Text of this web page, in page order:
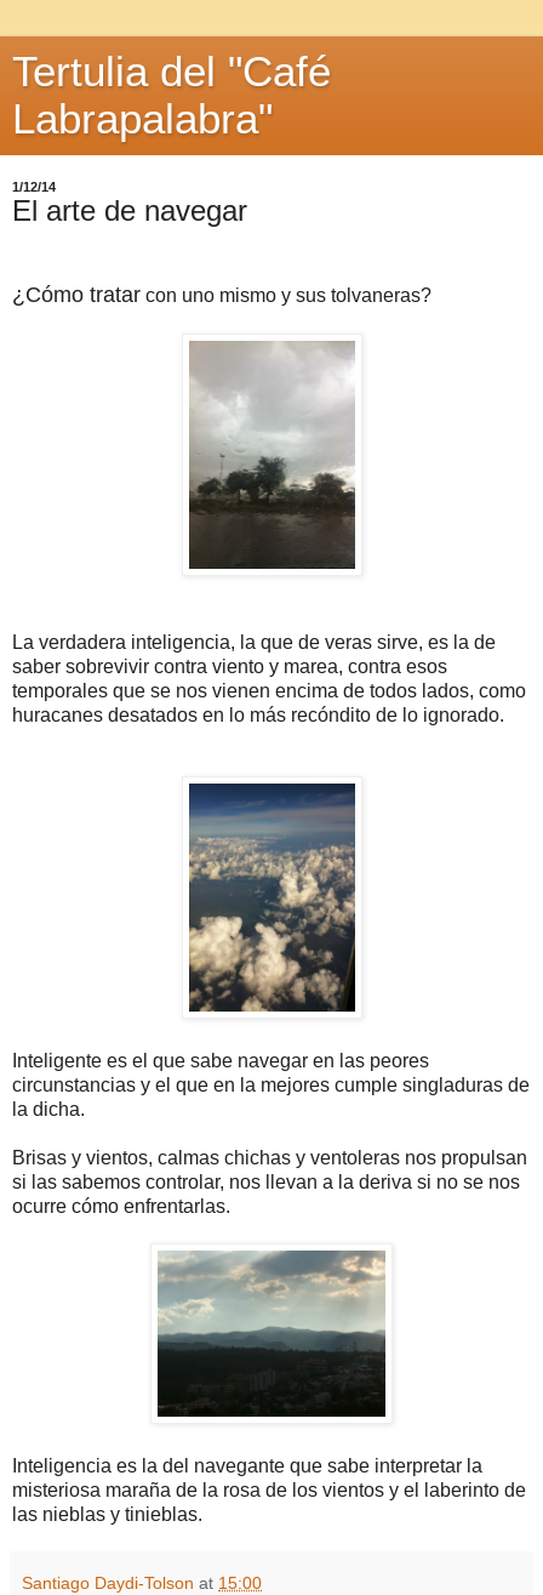
Tertulia del "Café
Labrapalabra"
1/12/14
El arte de navegar
¿Cómo tratar con uno mismo y sus tolvaneras?
La verdadera inteligencia, la que de veras sirve, es la de
saber sobrevivir contra viento y marea, contra esos
temporales que se nos vienen encima de todos lados, como
huracanes desatados en lo más recóndito de lo ignorado.
Inteligente es el que sabe navegar en las peores
circunstancias y el que en la mejores cumple singladuras de
la dicha.
Brisas y vientos, calmas chichas y ventoleras nos propulsan
si las sabemos controlar, nos llevan a la deriva si no se nos
ocurre cómo enfrentarlas.
Inteligencia es la del navegante que sabe interpretar la
misteriosa maraña de la rosa de los vientos y el laberinto de
las nieblas y tinieblas.
Santiago Daydi-Tolson at 15:00